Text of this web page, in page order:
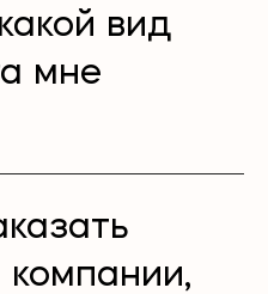
вид
мне
компании,